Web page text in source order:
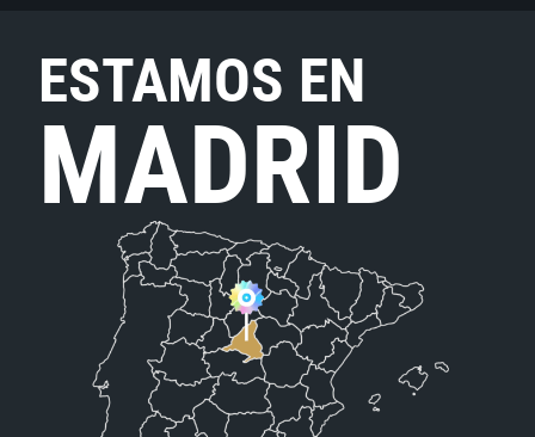
ESTAMOS EN
MADRID